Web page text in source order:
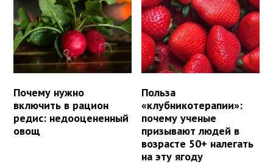
Почему нужно
включить в рацион
редис: недооцененный
овощ
Польза
«клубникотерапии»:
почему ученые
призывают людей в
возрасте 50+ налегать
на эту ягоду